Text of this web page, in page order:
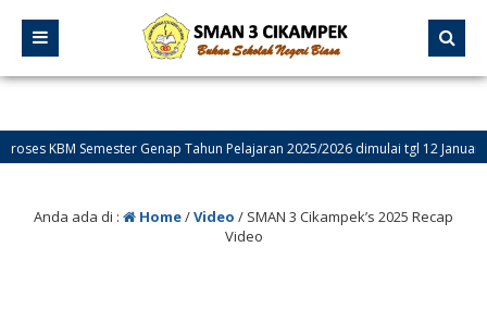
KBM Semester Genap Tahun Pelajaran 2025/2026 dimulai tgl 12 Januari 2026
Anda ada di : Home/Video / SMAN 3 Cikampek’s 2025 Recap
Video